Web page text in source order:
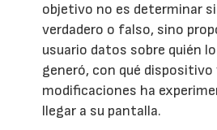
objetivo no es determinar
verdadero o falso, sino
usuario datos sobre quién
generó, con qué dispositivo
modificaciones ha
llegar a su pantalla.